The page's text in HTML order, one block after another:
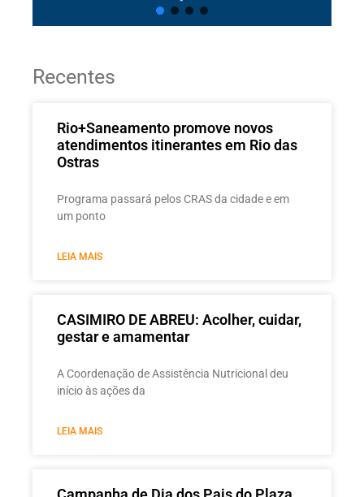
Recentes
Rio+Saneamento promove novos
atendimentos itinerantes em Rio das
Ostras
Programa passará pelos CRAS da cidade e em
um ponto
LEIA MAIS
CASIMIRO DE ABREU: Acolher, cuidar,
gestar e amamentar
A Coordenação de Assistência Nutricional deu
início às ações da
LEIA MAIS